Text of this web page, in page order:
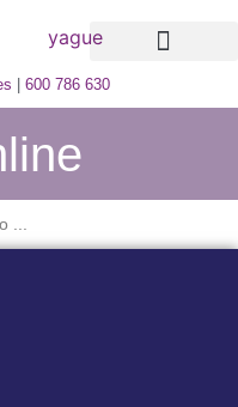
600 786 630